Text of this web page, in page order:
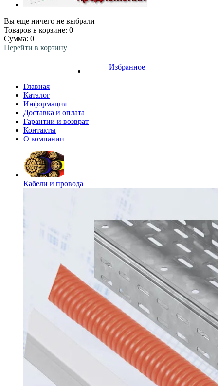
Вы еще ничего не выбрали
Товаров в корзине: 0
Сумма: 0
Перейти в корзину
Избранное
Главная
Каталог
Информация
Доставка и оплата
Гарантии и возврат
Контакты
О компании
Кабели и провода